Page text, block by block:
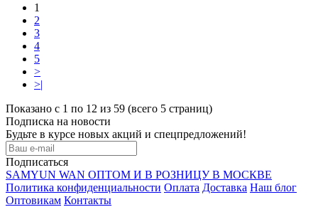
1
2
3
4
5
>
>|
Показано с 1 по 12 из 59 (всего 5 страниц)
Подписка на новости
Будьте в курсе новых акций и спецпредложений!
Подписаться
SAMYUN WAN ОПТОМ И В РОЗНИЦУ В МОСКВЕ
Политика конфиденциальности Оплата Доставка Наш блог
Оптовикам Контакты